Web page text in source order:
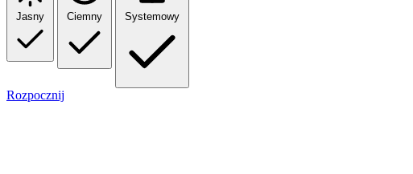
Jasny Ciemny Systemowy
Rozpocznij